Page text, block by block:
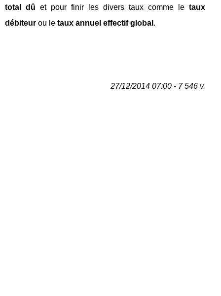
total dû et pour finir les divers taux comme le taux
débiteur ou le taux annuel effectif global .
27/12/2014 07:00 - 7 546 v.